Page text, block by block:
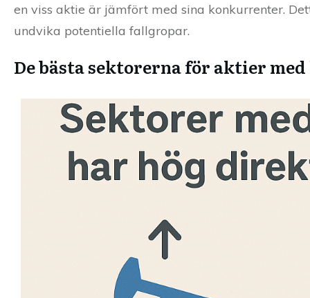
en viss aktie är jämfört med sina konkurrenter.
undvika potentiella fallgropar.
De bästa sektorerna för aktier